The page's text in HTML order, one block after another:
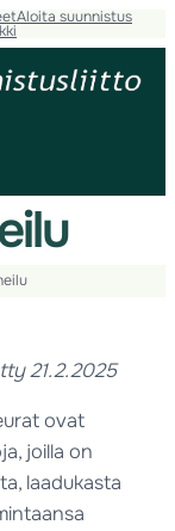
Aloita suunnistus
21.2.2025
ovat
joilla on
laadukasta